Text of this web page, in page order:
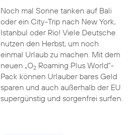
Noch mal Sonne tanken auf Bali
oder ein City-Trip nach New York,
Istanbul oder Rio! Viele Deutsche
nutzen den Herbst, um noch
einmal Urlaub zu machen. Mit dem
neuen „O2Roaming Plus World“-
Pack können Urlauber bares Geld
sparen und auch außerhalb der EU
supergünstig und sorgenfrei surfen.